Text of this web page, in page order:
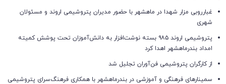
غبارروبی مزار شهدا در ماهشهر با حضور مدیران پتروشیمی اروند و مسئولان
شهری
پتروشیمی اروند ۹۸۵ بسته نوشت‌افزار به دانش‌آموزان تحت پوشش کمیته
امداد بندرماهشهر اهدا کرد
از کارگران پتروشیمی فن‌آوران تجلیل شد
سمینارهای فرهنگی و آموزشی در بندرماهشهر با همکاری فرهنگ‌سرای پتروشیمی